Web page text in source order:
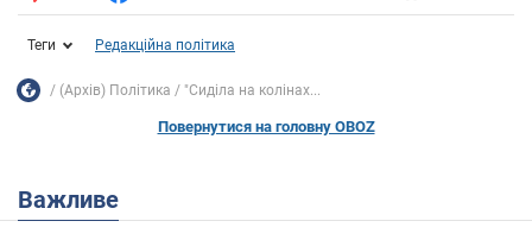
Теги Редакційна політика
(Архів) Політика "Сиділа на колінах...
Повернутися на головну OBOZ
Важливе